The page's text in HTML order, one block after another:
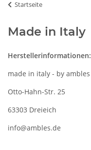
Startseite
Made in Italy
Herstellerinformationen:
made in italy - by ambles
Otto-Hahn-Str. 25
63303 Dreieich
info@ambles.de